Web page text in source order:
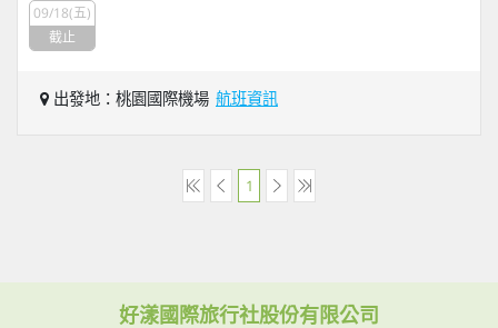
09/18(五)
截止
出發地：桃園國際機場 航班資訊
1
好漾國際旅行社股份有限公司